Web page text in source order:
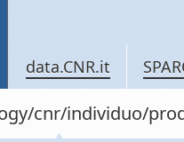
data.CNR.it
cnr/individuo/